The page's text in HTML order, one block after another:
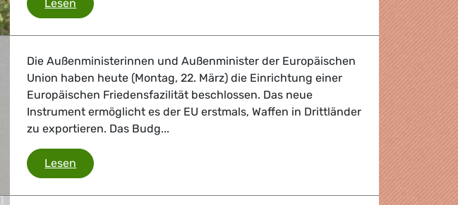
Lesen
Die Außenministerinnen und Außenminister der Europäischen
Union haben heute (Montag, 22. März) die Einrichtung einer
Europäischen Friedensfazilität beschlossen. Das neue
Instrument ermöglicht es der EU erstmals, Waffen in Drittländer
zu exportieren. Das Budg...
Lesen EU-Friedensfazilität